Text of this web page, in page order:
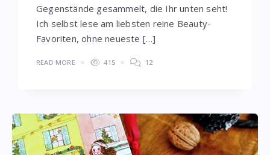
Gegenstände gesammelt, die Ihr unten seht!
Ich selbst lese am liebsten reine Beauty-
Favoriten, ohne neueste […]
READ MORE 415 12